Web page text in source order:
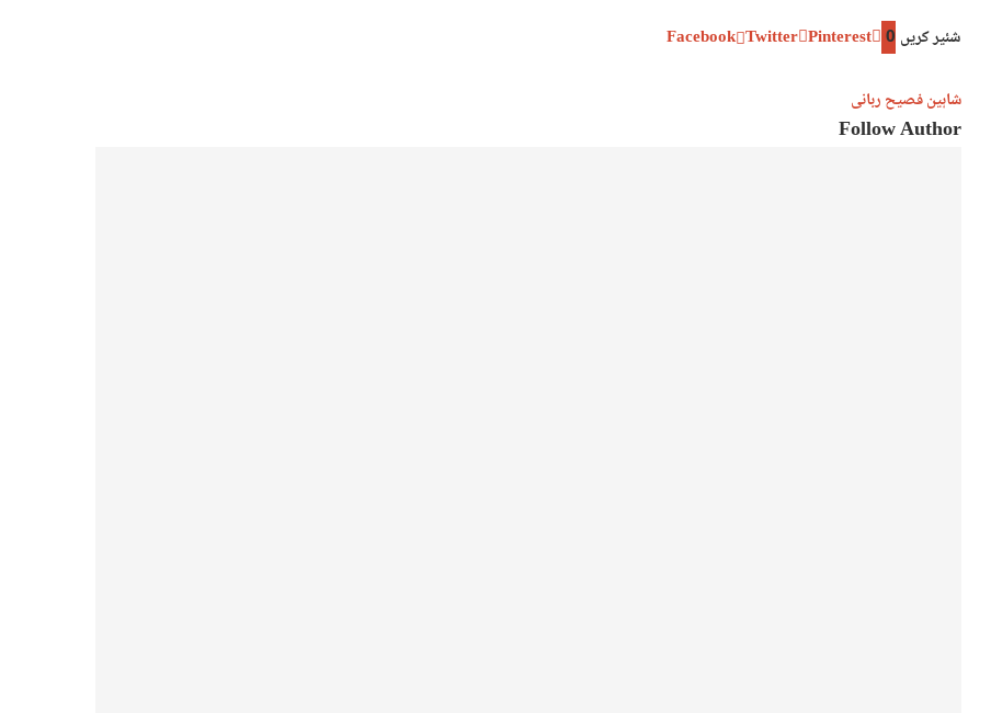
شئیر کریں 0
Facebook Twitter Pinterest
شاہین فصیح ربانی
Follow Author